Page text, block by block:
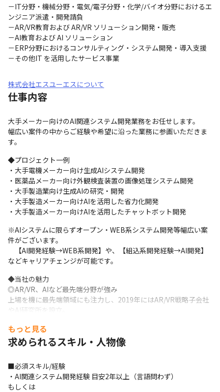
－IT分野・機械分野・電気/電子分野・化学/バイオ分野におけるエ
ンジニア派遣・開発請負
－AR/VR教育および AR/VR ソリューション開発・販売
－AI教育および AI ソリューション
－ERP分野におけるコンサルティング・システム開発・導入支援
－その他IT を活用したサービス事業
株式会社エスユーエスについて
仕事内容
大手メーカー向けのAI関連システム開発業務をお任せします。
幅広い案件の中からご経験や希望に沿った業務に参画いただきま
す。
◆プロジェクト一例
・大手電機メーカー向け生成AIシステム開発
・医薬品メーカー向け外観検査装置の画像処理システム開発
・大手製造業向け生成AIの研究・開発
・大手製造メーカー向けAIを活用した省力化開発
・大手製造メーカー向けAIを活用したチャットボット開発
※AIシステムに限らずオープン・WEB系システム開発等幅広い案
件がございます。
【AI開発経験→WEB系開発】や、【組込系開発経験→AI開発】
などキャリアチェンジが可能です。
◆当社の魅力
◎AR/VR、AIなど最先端分野が強み
上場を機に最先端領域にも注力し、2019年にはAR/VR戦略子会社
やAI研究所を設立。
へのAR/VR導入、製造現場でのAIの活用、不動産業界向けのVRモ
デルルーム開発等、企業課題を最先端技術で解決しています。
約400社以上優良企業とのお取引により多数の案件があるため、希
望や適性に合った業務に参画いただけます。
また自社受託開発チームを拡大中のため、PL・PMニーズも高まっ
もっと見る
求められるスキル・人物像
■必須スキル/経験
・AI関連システム開発経験 目安2年以上（言語問わず）
もしくは